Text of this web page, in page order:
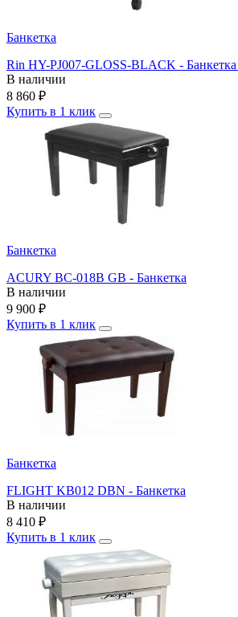
Банкетка
Rin HY-PJ007-GLOSS-BLACK - Банкетка
В наличии
8 860 ₽
Купить в 1 клик
Банкетка
ACURY BC-018B GB - Банкетка
В наличии
9 900 ₽
Купить в 1 клик
Банкетка
FLIGHT KB012 DBN - Банкетка
В наличии
8 410 ₽
Купить в 1 клик